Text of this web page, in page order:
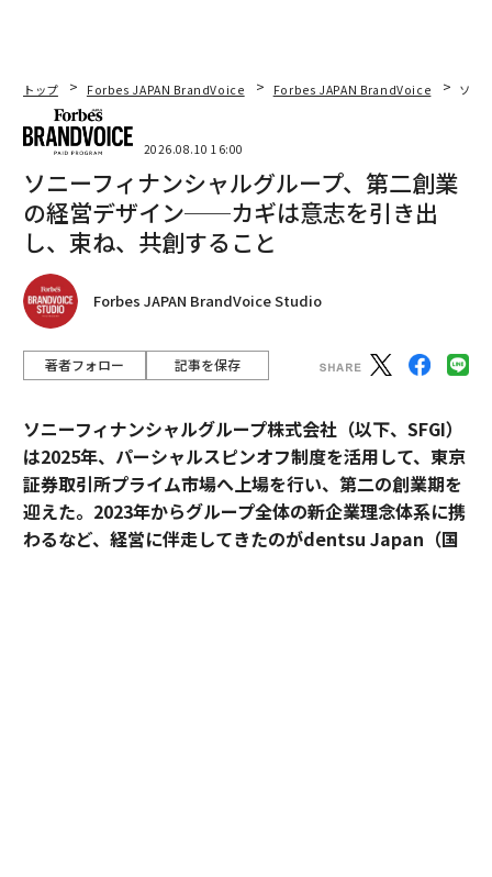
トップ Forbes JAPAN BrandVoice Forbes JAPAN BrandVoice ソニ
2026.08.10 16:00
ソニーフィナンシャルグループ、第二創業
の経営デザイン──カギは意志を引き出
し、束ね、共創すること
Forbes JAPAN BrandVoice Studio
著者フォロー 記事を保存
ソニーフィナンシャルグループ株式会社（以下、SFGI）
は2025年、パーシャルスピンオフ制度を活用して、東京
証券取引所プライム市場へ上場を行い、第二の創業期を
迎えた。2023年からグループ全体の新企業理念体系に携
わるなど、経営に伴走してきたのがdentsu Japan（国